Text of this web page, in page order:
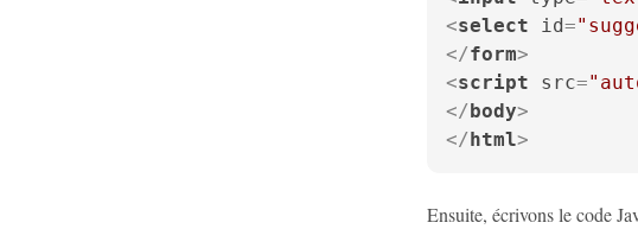
<select id=
</form>
<script src=
</body>
</html>
Ensuite, écrivons le code